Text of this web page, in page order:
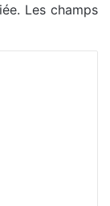
Les champs